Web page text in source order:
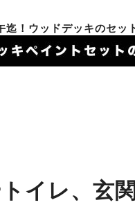
！ウッドデッキのセッ
イレ、玄